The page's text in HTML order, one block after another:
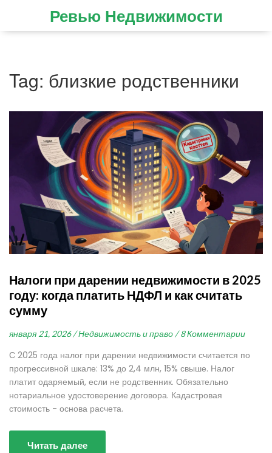
Ревью Недвижимости
Tag: близкие родственники
Налоги при дарении недвижимости в 2025
году: когда платить НДФЛ и как считать
сумму
января 21, 2026 / Недвижимость и право / 8 Комментарии
С 2025 года налог при дарении недвижимости считается по
прогрессивной шкале: 13% до 2,4 млн, 15% свыше. Налог
платит одаряемый, если не родственник. Обязательно
нотариальное удостоверение договора. Кадастровая
стоимость - основа расчета.
Читать далее